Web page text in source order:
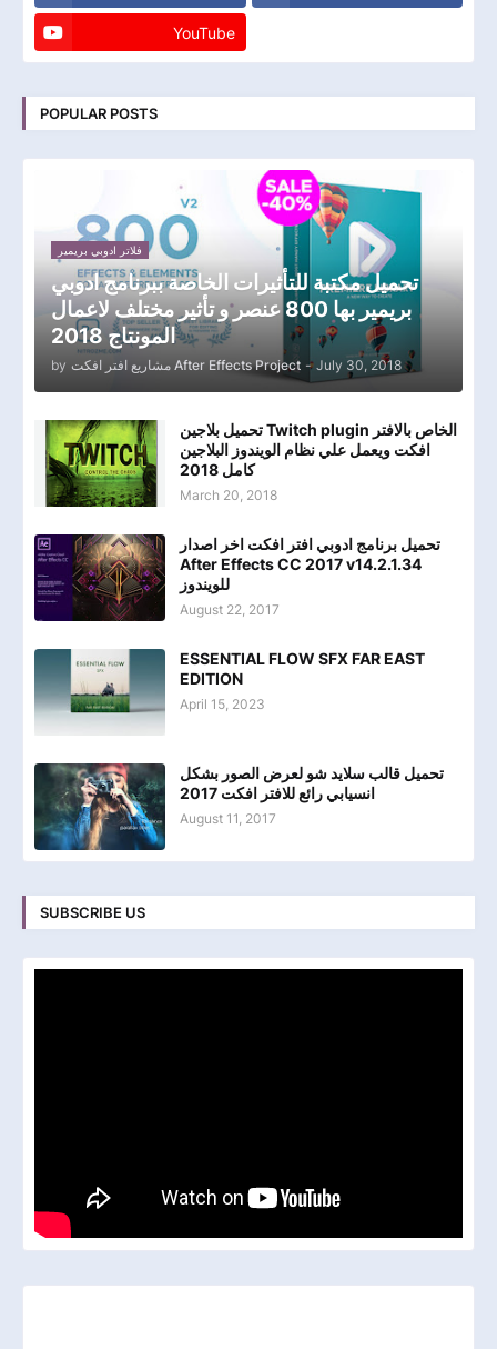
YouTube
POPULAR POSTS
فلاتر ادوبي بريمير
تحميل مكتبة للتأثيرات الخاصة ببرنامج ادوبي
بريمير بها 800 عنصر و تأثير مختلف لاعمال
المونتاج 2018
by مشاريع افتر افكت After Effects Project - July 30, 2018
تحميل بلاجين Twitch plugin الخاص بالافتر
افكت ويعمل علي نظام الويندوز البلاجين
كامل 2018
March 20, 2018
تحميل برنامج ادوبي افتر افكت اخر اصدار
After Effects CC 2017 v14.2.1.34
للويندوز
August 22, 2017
ESSENTIAL FLOW SFX FAR EAST
EDITION
April 15, 2023
تحميل قالب سلايد شو لعرض الصور بشكل
انسيابي رائع للافتر افكت 2017
August 11, 2017
SUBSCRIBE US